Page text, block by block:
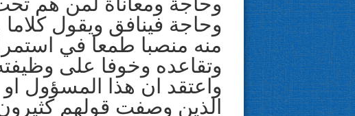
وحاجة فينافق ويقول
منه منصبا طمعا في
وتقاعده وخوفا على
واعتقد ان هذا المسؤول او
الذين وصفت قولهم كثيرون